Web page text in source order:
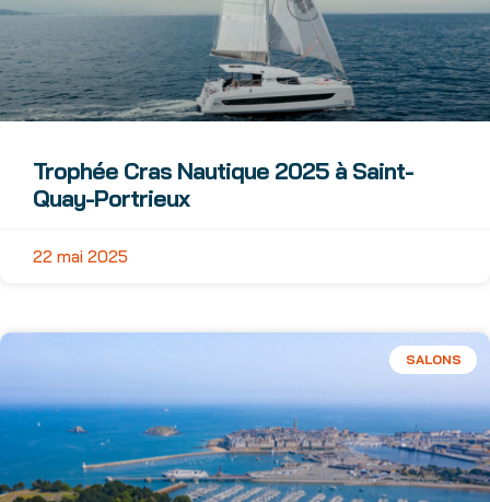
Trophée Cras Nautique 2025 à Saint-
Quay-Portrieux
22 mai 2025
SALONS